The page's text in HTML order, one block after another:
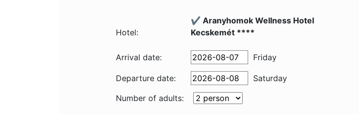
Hotel:
✔️ Aranyhomok Wellness Hotel
Kecskemét ****
Arrival date: Friday
Departure date:
Saturday
Number of adults: